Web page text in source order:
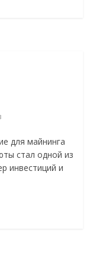
для майнинга
стал одной из
инвестиций и